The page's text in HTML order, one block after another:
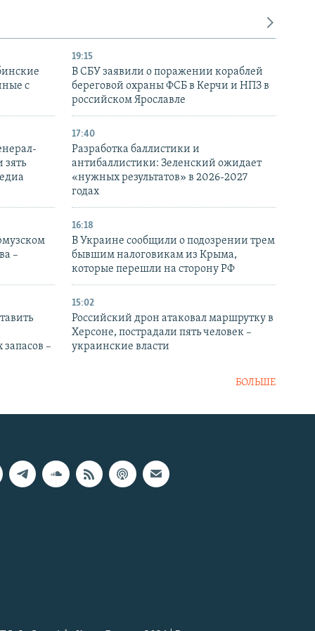
с
19:15
В СБУ заявили о поражении кораблей
береговой охраны ФСБ в Керчи и НПЗ в
российском Ярославле
17:40
Разработка баллистики и
антибаллистики: Зеленский ожидает
«нужных результатов» в 2026-2027
годах
–
16:18
В Украине сообщили о подозрении трем
бывшим налоговикам из Крыма,
которые перешли на сторону РФ
–
15:02
Российский дрон атаковал маршрутку в
Херсоне, пострадали пять человек –
украинские власти
БОЛЬШЕ